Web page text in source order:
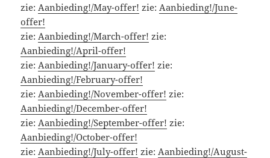
zie: Aanbieding!/May-offer! zie: Aanbieding!/June-
offer!
zie: Aanbieding!/March-offer! zie:
Aanbieding!/April-offer!
zie: Aanbieding!/January-offer! zie:
Aanbieding!/February-offer!
zie: Aanbieding!/November-offer! zie:
Aanbieding!/December-offer!
zie: Aanbieding!/September-offer! zie:
Aanbieding!/October-offer!
zie: Aanbieding!/July-offer! zie: Aanbieding!/August-